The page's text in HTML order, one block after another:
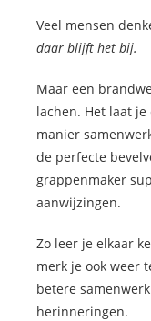
Veel mensen
daar blijft het bij.
Maar een
lachen. Het laat je
manier
de perfecte
grappenmaker
aanwijzingen.
Zo leer je elkaar
merk je ook weer
betere
herinneringen.